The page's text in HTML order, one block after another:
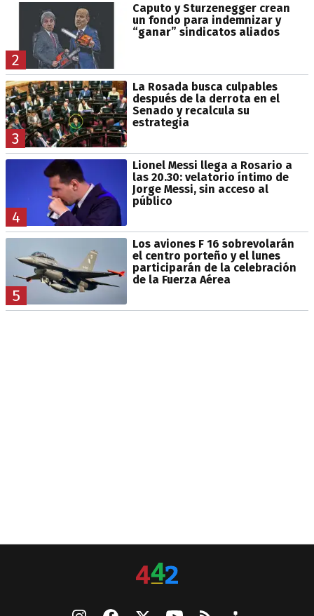
2
Caputo y Sturzenegger crean
un fondo para indemnizar y
“ganar” sindicatos aliados
3
La Rosada busca culpables
después de la derrota en el
Senado y recalcula su
estrategia
4
Lionel Messi llega a Rosario a
las 20.30: velatorio íntimo de
Jorge Messi, sin acceso al
público
5
Los aviones F 16 sobrevolarán
el centro porteño y el lunes
participarán de la celebración
de la Fuerza Aérea